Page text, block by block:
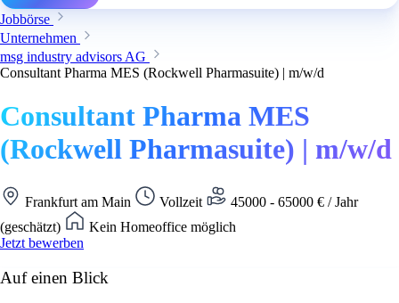
Jobbörse
Unternehmen
msg industry advisors AG
Consultant Pharma MES (Rockwell Pharmasuite) | m/w/d
Consultant Pharma MES
(Rockwell Pharmasuite) | m/w/d
Frankfurt am Main Vollzeit
45000 - 65000 € / Jahr
(geschätzt)
Kein Homeoffice möglich
Jetzt bewerben
Auf einen Blick